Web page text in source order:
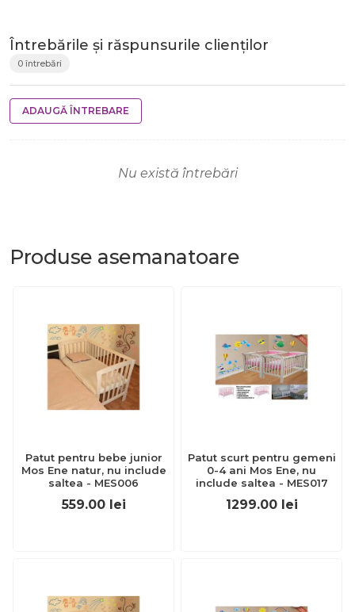
Întrebările și răspunsurile clienților
0 întrebări
ADAUGĂ ÎNTREBARE
Nu există întrebări
Produse asemanatoare
Patut pentru bebe junior
Mos Ene natur, nu include
saltea - MES006
559.00 lei
Patut scurt pentru gemeni
0-4 ani Mos Ene, nu
include saltea - MES017
1299.00 lei